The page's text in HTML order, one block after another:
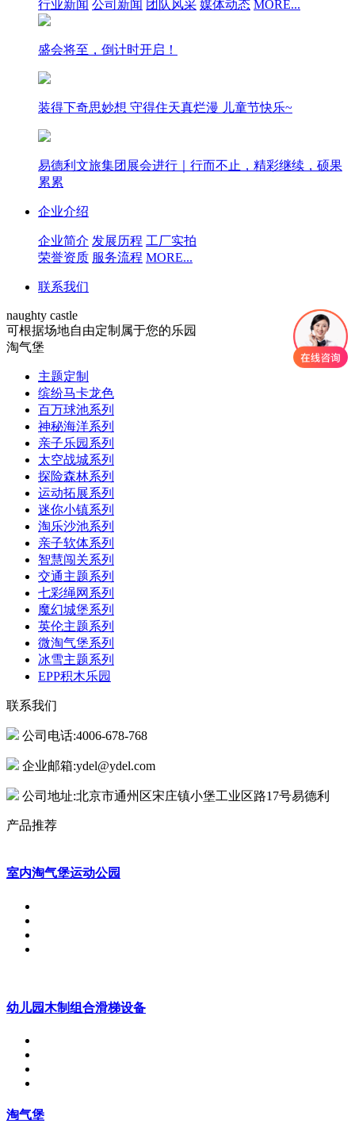
行业新闻 公司新闻 团队风采 媒体动态 MORE...
盛会将至，倒计时开启！
装得下奇思妙想 守得住天真烂漫 儿童节快乐~
易德利文旅集团展会进行｜行而不止，精彩继续，硕果
累累
企业介绍
企业简介 发展历程 工厂实拍
荣誉资质 服务流程 MORE...
联系我们
naughty castle
可根据场地自由定制属于您的乐园
淘气堡
主题定制
缤纷马卡龙色
百万球池系列
神秘海洋系列
亲子乐园系列
太空战城系列
探险森林系列
运动拓展系列
迷你小镇系列
淘乐沙池系列
亲子软体系列
智慧闯关系列
交通主题系列
七彩绳网系列
魔幻城堡系列
英伦主题系列
微淘气堡系列
冰雪主题系列
EPP积木乐园
联系我们
公司电话:4006-678-768
企业邮箱:ydel@ydel.com
公司地址:北京市通州区宋庄镇小堡工业区路17号易德利
产品推荐
室内淘气堡运动公园
幼儿园木制组合滑梯设备
淘气堡